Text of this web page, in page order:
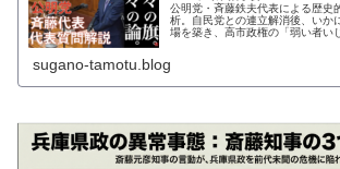
公明党・斉藤鉄夫代表による歴史
析。自民党との連立解消後、いか
場を築き、高市政権の「弱い者い
sugano-tamotu.blog